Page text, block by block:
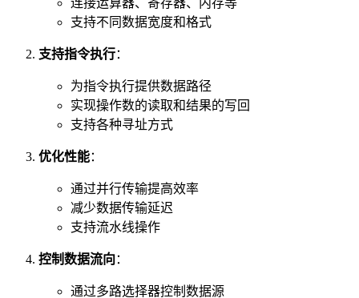
支持不同数据宽度和格式
支持指令执行：
为指令执行提供数据路径
实现操作数的读取和结果的写回
支持各种寻址方式
优化性能：
通过并行传输提高效率
减少数据传输延迟
支持流水线操作
控制数据流向 ：
通过多路选择器控制数据源